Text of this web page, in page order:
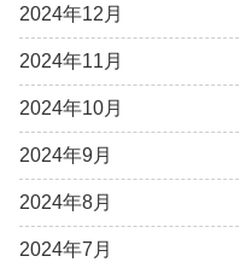
2024年12月
2024年11月
2024年10月
2024年9月
2024年8月
2024年7月